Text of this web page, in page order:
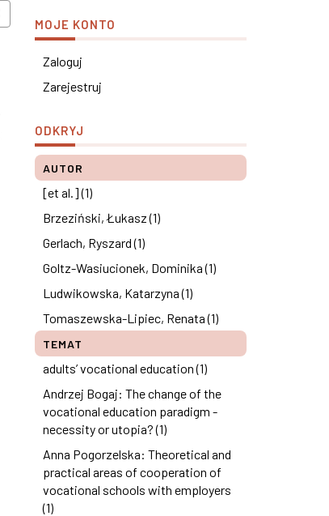
MOJE KONTO
Zaloguj
Zarejestruj
ODKRYJ
AUTOR
[et al.] (1)
Brzeziński, Łukasz (1)
Gerlach, Ryszard (1)
Goltz-Wasiucionek, Dominika (1)
Ludwikowska, Katarzyna (1)
Tomaszewska-Lipiec, Renata (1)
TEMAT
adults’ vocational education (1)
Andrzej Bogaj: The change of the
vocational education paradigm -
necessity or utopia? (1)
Anna Pogorzelska: Theoretical and
practical areas of cooperation of
vocational schools with employers
(1)